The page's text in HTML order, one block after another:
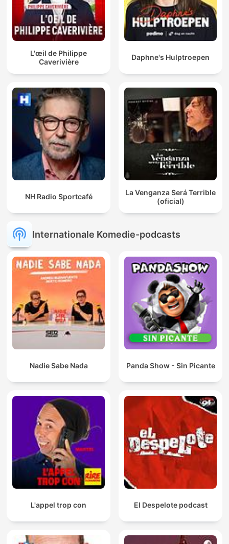
L'œil de Philippe
Caverivière
Daphne's Hulptroepen
NH Radio Sportcafé
La Venganza Será Terrible
(oficial)
Internationale Komedie-podcasts
Nadie Sabe Nada Panda Show - Sin Picante
L'appel trop con El Despelote podcast